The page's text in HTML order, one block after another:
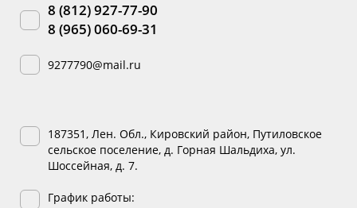
8 (812) 927-77-90
8 (965) 060-69-31
9277790@mail.ru
187351, Лен. Обл., Кировский район, Путиловское
сельское поселение, д. Горная Шальдиха, ул.
Шоссейная, д. 7.
График работы: